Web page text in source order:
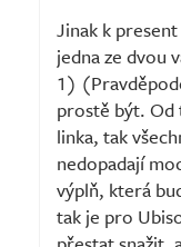
Jinak k
jedna ze dvou
1)
prostě být. Od
linka, tak
nedopadají
výplň, která
tak je pro